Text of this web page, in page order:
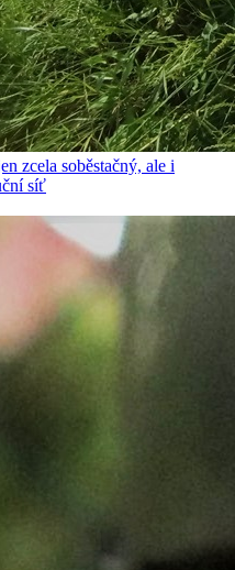
zcela soběstačný, ale i
síť